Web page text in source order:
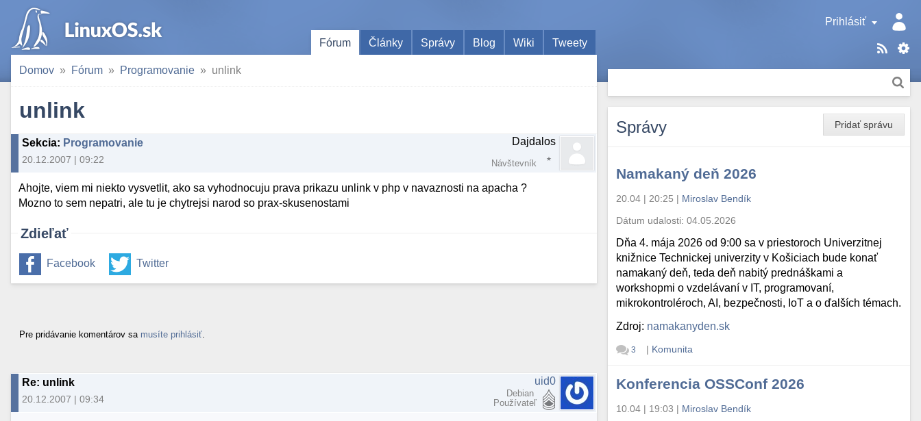
Prihlásiť
Fórum
Články Správy Blog Wiki Tweety
Domov Fórum Programovanie unlink
unlink
Sekcia: Programovanie
20.12.2007 | 09:22
Dajdalos
Návštevník
Ahojte, viem mi niekto vysvetlit, ako sa vyhodnocuju prava prikazu unlink v php v navaznosti na apacha ?
Mozno to sem nepatri, ale tu je chytrejsi narod so prax-skusenostami
Zdieľať
Facebook Twitter
Pre pridávanie komentárov sa musíte prihlásiť
Re: unlink
20.12.2007 | 09:34
uid0
Debian
Používateľ
Pridať správu
Správy
Namakaný deň 2026
20.04 | 20:25 | Miroslav Bendík
Dátum udalosti:04.05.2026
Dňa 4. mája 2026 od 9:00 sa v priestoroch Univerzitnej
knižnice Technickej univerzity v Košiciach bude konať
namakaný deň, teda deň nabitý prednáškami a
workshopmi o vzdelávaní v IT, programovaní,
mikrokontroléroch, AI, bezpečnosti, IoT a o ďalších témach.
Zdroj: namakanyden.sk
3 | Komunita
Konferencia OSSConf 2026
10.04 | 19:03 | Miroslav Bendík